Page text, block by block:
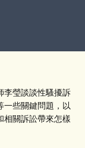
李瑩談談性騷擾訴
一些關鍵問題，以
相關訴訟帶來怎樣